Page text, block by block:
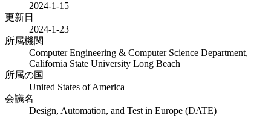
2024-1-15
更新日
2024-1-23
所属機関
Computer Engineering & Computer Science Department,
California State University Long Beach
所属の国
United States of America
会議名
Design, Automation, and Test in Europe (DATE)